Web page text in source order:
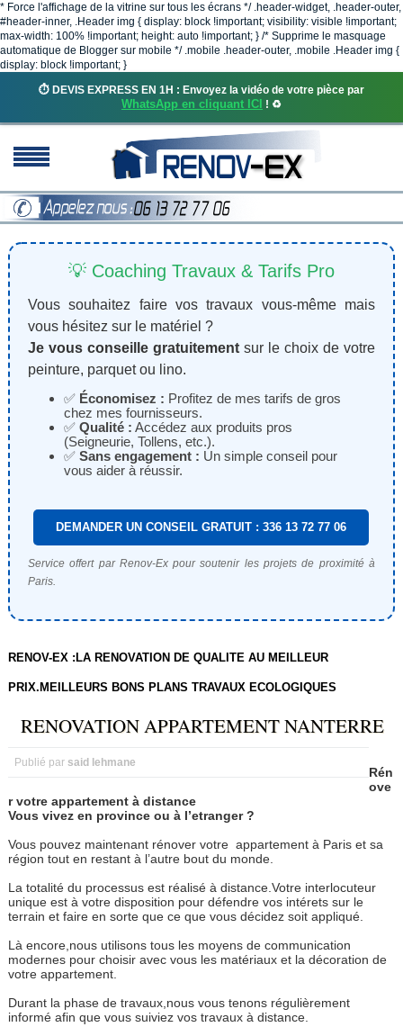
* Force l'affichage de la vitrine sur tous les écrans */ .header-widget, .header-outer,
#header-inner, .Header img { display: block !important; visibility: visible !important;
max-width: 100% !important; height: auto !important; } /* Supprime le masquage
automatique de Blogger sur mobile */ .mobile .header-outer, .mobile .Header img {
display: block !important; }
⏱️ DEVIS EXPRESS EN 1H : Envoyez la vidéo de votre pièce par
WhatsApp en cliquant ICI ! ♻️
💡 Coaching Travaux & Tarifs Pro
Vous souhaitez faire vos travaux vous-même mais
vous hésitez sur le matériel ?
Je vous conseille gratuitementsur le choix de votre
peinture, parquet ou lino.
✅ Économisez : Profitez de mes tarifs de gros
chez mes fournisseurs.
✅ Qualité : Accédez aux produits pros
(Seigneurie, Tollens, etc.).
✅ Sans engagement : Un simple conseil pour
vous aider à réussir.
DEMANDER UN CONSEIL GRATUIT : 336 13 72 77 06
Service offert par Renov-Ex pour soutenir les projets de proximité à
Paris.
RENOV-EX :LA RENOVATION DE QUALITE AU MEILLEUR
PRIX.MEILLEURS BONS PLANS TRAVAUX ECOLOGIQUES
RENOVATION APPARTEMENT NANTERRE
Publié par said lehmane
Rén
ove
r votre appartement à distance
Vous vivez en province ou à l’etranger ?
Vous pouvez maintenant rénover votre appartement à Paris et sa
région tout en restant à l’autre bout du monde.
La totalité du processus est réalisé à distance.Votre interlocuteur
unique est à votre disposition pour défendre vos intérets sur le
terrain et faire en sorte que ce que vous décidez soit appliqué.
Là encore,nous utilisons tous les moyens de communication
modernes pour choisir avec vous les matériaux et la décoration de
votre appartement.
Durant la phase de travaux,nous vous tenons régulièrement
informé afin que vous suiviez vos travaux à distance.